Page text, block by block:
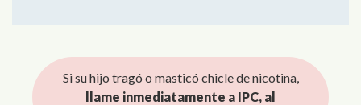
Si su hijo tragó o masticó chicle de nicotina,
llame inmediatamente a IPC, al